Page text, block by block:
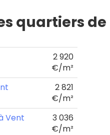
quartiers de
2 920
€/m²
2 821
€/m²
Vent
3 036
€/m²